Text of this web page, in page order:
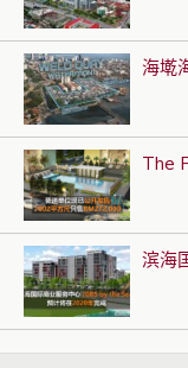
海墘
The
滨海